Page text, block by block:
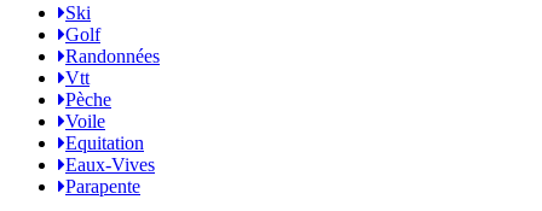
Ski
Golf
Randonnées
Vtt
Pèche
Voile
Equitation
Eaux-Vives
Parapente